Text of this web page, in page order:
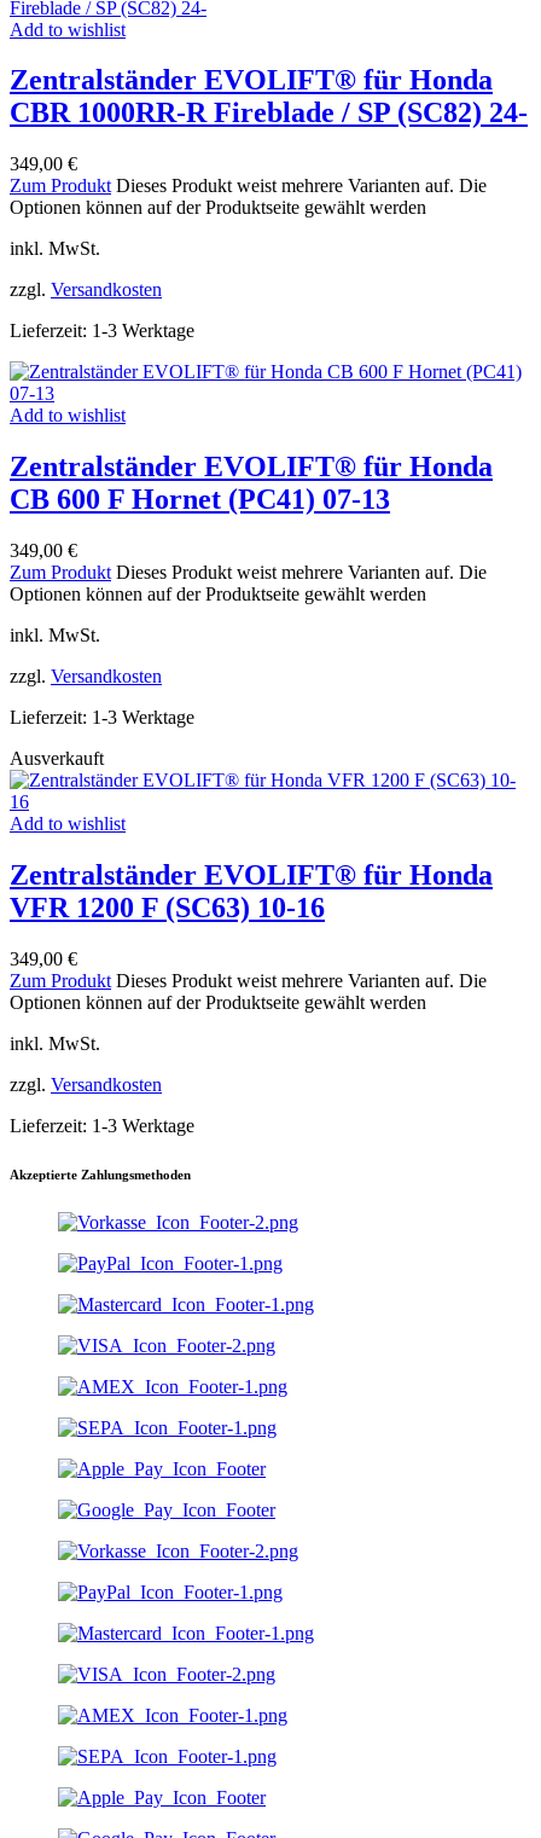
Add to wishlist
Zentralständer EVOLIFT® für Honda
CBR 1000RR-R Fireblade / SP (SC82) 24-
349,00 €
Zum Produkt Dieses Produkt weist mehrere Varianten auf. Die
Optionen können auf der Produktseite gewählt werden
inkl. MwSt.
zzgl. Versandkosten
Lieferzeit: 1-3 Werktage
Add to wishlist
Zentralständer EVOLIFT® für Honda
CB 600 F Hornet (PC41) 07-13
349,00 €
Zum Produkt Dieses Produkt weist mehrere Varianten auf. Die
Optionen können auf der Produktseite gewählt werden
inkl. MwSt.
zzgl. Versandkosten
Lieferzeit: 1-3 Werktage
Ausverkauft
Add to wishlist
Zentralständer EVOLIFT® für Honda
VFR 1200 F (SC63) 10-16
349,00 €
Zum Produkt Dieses Produkt weist mehrere Varianten auf. Die
Optionen können auf der Produktseite gewählt werden
inkl. MwSt.
zzgl. Versandkosten
Lieferzeit: 1-3 Werktage
Akzeptierte Zahlungsmethoden